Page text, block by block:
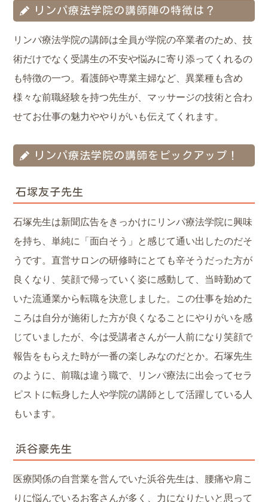
リンパ療法学院の講師陣の特徴は？
リンパ療法学院の講師は全員が学院の卒業者のため、技
術だけでなく受講生の不安や悩みに寄り添ってくれるの
も特徴の一つ。看護師や専業主婦など、異業種も含め
様々な前職経験を持つ先生が、マッサージの技術と合わ
せてお仕事の魅力ややりがいも伝えてくれます。
リンパ療法学院の講師をピックアップ！
石塚友子先生
石塚先生は新聞広告をきっかけにリンパ療法学院に興味
を持ち、単純に「面白そう」と感じて通い出したのだそ
うです。直営サロンの研修時にとても辛そうだった方が
良くなり、笑顔で帰っていく姿に感動して、当時勤めて
いた流通業から転職を決意しました。この仕事を始めた
ころは自分が施術した方が良くなることにやりがいを感
じていましたが、今は受講者さんが一人前になり笑顔で
報告をもらえた時が一番の楽しみなのだとか。石塚先生
のように、前職は違う職で、リンパ療法に出会ってセラ
ピストに転身した人や学院の講師として活躍している人
もいます。
浜谷豪先生
医療関係の自営業を営んでいた浜谷先生は、腰痛や肩こ
りに悩んでいるお客さんが多く、力になりたいと思って